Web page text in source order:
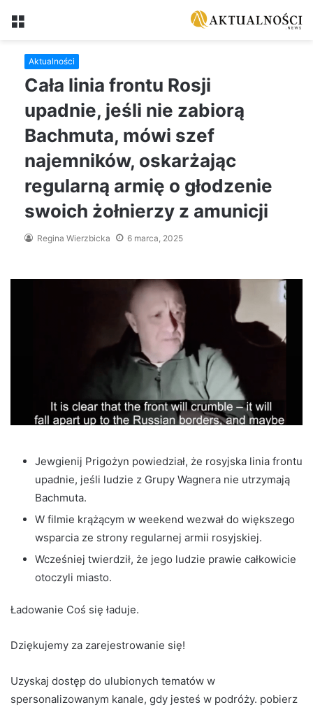
Menu
Aktualności
Cała linia frontu Rosji
upadnie, jeśli nie zabiorą
Bachmuta, mówi szef
najemników, oskarżając
regularną armię o głodzenie
swoich żołnierzy z amunicji
Regina Wierzbicka 6 marca, 2025
Jewgienij Prigożyn powiedział, że rosyjska linia frontu
upadnie, jeśli ludzie z Grupy Wagnera nie utrzymają
Bachmuta.
W filmie krążącym w weekend wezwał do większego
wsparcia ze strony regularnej armii rosyjskiej.
Wcześniej twierdził, że jego ludzie prawie całkowicie
otoczyli miasto.
Ładowanie Coś się ładuje.
Dziękujemy za zarejestrowanie się!
Uzyskaj dostęp do ulubionych tematów w
spersonalizowanym kanale, gdy jesteś w podróży. pobierz